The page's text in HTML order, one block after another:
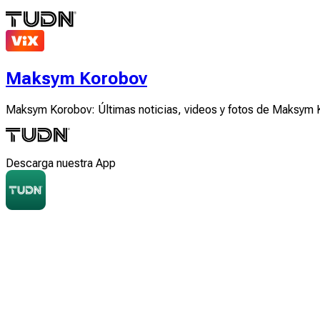
Maksym Korobov
Maksym Korobov: Últimas noticias, videos y fotos de Maksym
Descarga nuestra App